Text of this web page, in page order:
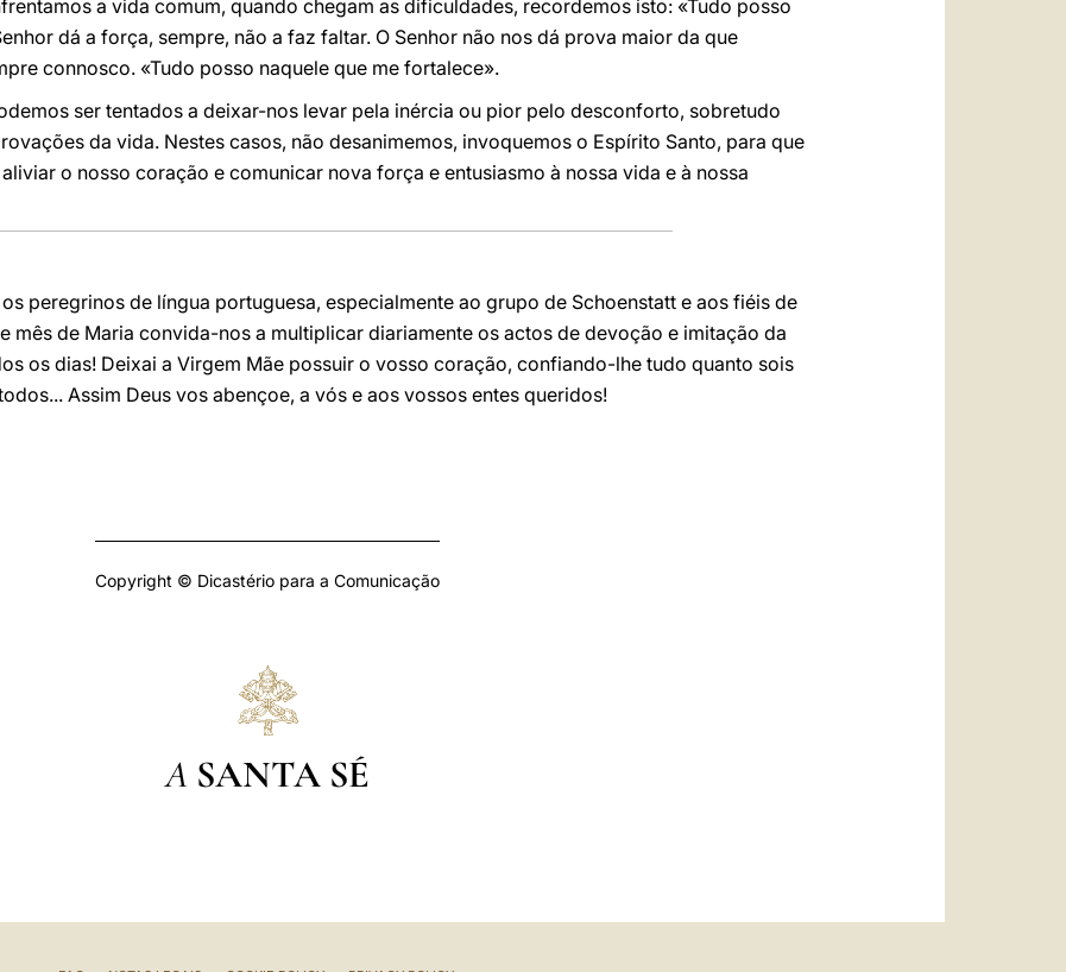
a vida comum, quando chegam as dificuldades, recordemos isto: «Tudo posso
dá a força, sempre, não a faz faltar. O Senhor não nos dá prova maior da que
connosco. «Tudo posso naquele que me fortalece».
ser tentados a deixar-nos levar pela inércia ou pior pelo desconforto, sobretudo
da vida. Nestes casos, não desanimemos, invoquemos o Espírito Santo, para que
o nosso coração e comunicar nova força e entusiasmo à nossa vida e à nossa
peregrinos de língua portuguesa, especialmente ao grupo de Schoenstatt e aos fiéis de
mês de Maria convida-nos a multiplicar diariamente os actos de devoção e imitação da
os dias! Deixai a Virgem Mãe possuir o vosso coração, confiando-lhe tudo quanto sois
Assim Deus vos abençoe, a vós e aos vossos entes queridos!
Copyright © Dicastério para a Comunicação
A SANTA SÉ